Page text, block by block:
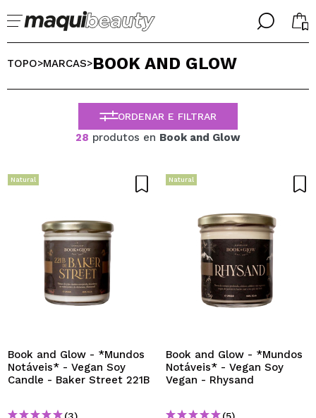
╳
BIENVENIDX!
Esqueceu-se da palavra-passe?
Eu não tenho uma conta aqui
Ao criar uma conta no Maquibeauty.pt pode fazer as suas
compras rapidamente, verificar o estado das suas
encomendas e consultar as suas operações anteriores.
╳
SELECIONE O SEU IDIOMA
PORTUGUESE
ESPAÑOL
ENGLISH
ITALIANO
TOPO>MARCAS>BOOK AND GLOW
ORDENAR E FILTRAR
28 produtos en Book and Glow
Natural
Book and Glow - *Mundos
Notáveis* - Vegan Soy
Candle - Baker Street 221B
(3)
Natural
Book and Glow - *Mundos
Notáveis* - Vegan Soy
Vegan - Rhysand
(5)